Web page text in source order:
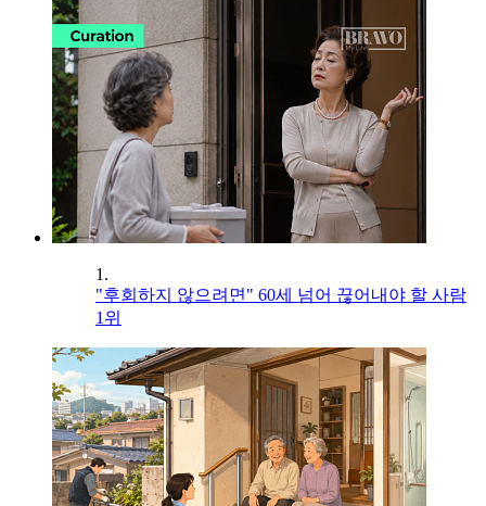
1.
"후회하지 않으려면" 60세 넘어 끊어내야 할 사람
1위